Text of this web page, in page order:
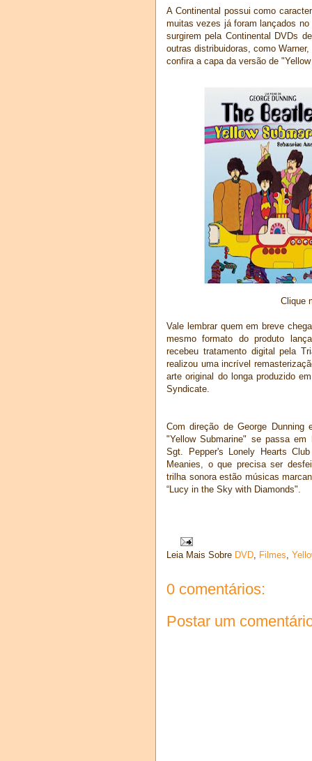
A Continental possui como
muitas vezes já foram lançados
surgirem pela Continental DVDs
outras distribuidoras, como
confira a capa da versão de
Clique
Vale lembrar quem em breve
mesmo formato do produto
recebeu tratamento digital pela
realizou uma incrível
arte original do longa produzido
Syndicate.
Com direção de George Dunning
"Yellow Submarine" se passa em
Sgt. Pepper's Lonely Hearts
Meanies, o que precisa ser
trilha sonora estão músicas
“Lucy in the Sky with Diamonds".
Leia Mais Sobre DVD, Filmes,
0 comentários:
Postar um